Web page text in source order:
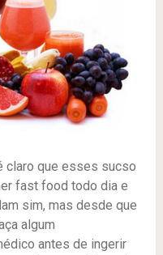
claro que esses sucso
fast food todo dia e
sim, mas desde que
algum
antes de ingerir